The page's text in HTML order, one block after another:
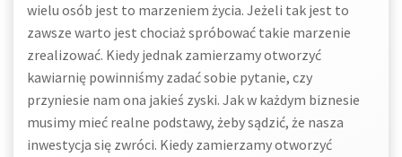
wielu osób jest to marzeniem życia. Jeżeli tak jest to
zawsze warto jest chociaż spróbować takie marzenie
zrealizować. Kiedy jednak zamierzamy otworzyć
kawiarnię powinniśmy zadać sobie pytanie, czy
przyniesie nam ona jakieś zyski. Jak w każdym biznesie
musimy mieć realne podstawy, żeby sądzić, że nasza
inwestycja się zwróci. Kiedy zamierzamy otworzyć